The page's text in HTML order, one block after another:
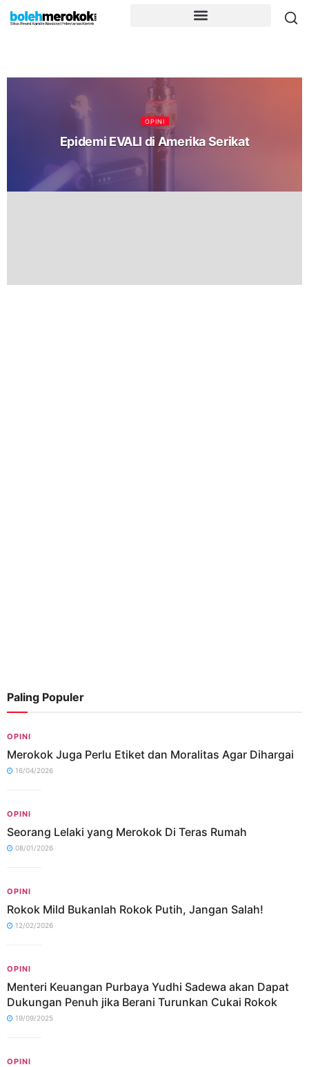
OPINI
Epidemi EVALI di Amerika Serikat
Paling Populer
OPINI
Merokok Juga Perlu Etiket dan Moralitas Agar Dihargai
16/04/2026
OPINI
Seorang Lelaki yang Merokok Di Teras Rumah
08/01/2026
OPINI
Rokok Mild Bukanlah Rokok Putih, Jangan Salah!
12/02/2026
OPINI
Menteri Keuangan Purbaya Yudhi Sadewa akan Dapat
Dukungan Penuh jika Berani Turunkan Cukai Rokok
19/09/2025
OPINI